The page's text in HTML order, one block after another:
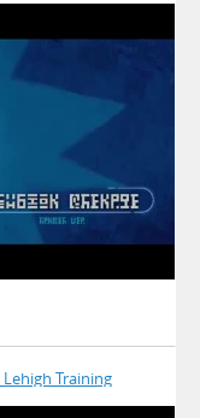
Training